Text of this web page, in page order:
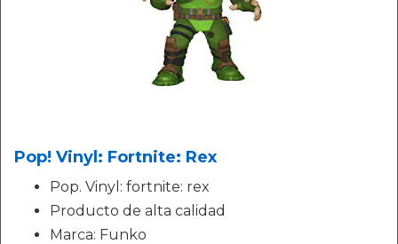
Pop! Vinyl: Fortnite: Rex
Pop. Vinyl: fortnite: rex
Producto de alta calidad
Marca: Funko